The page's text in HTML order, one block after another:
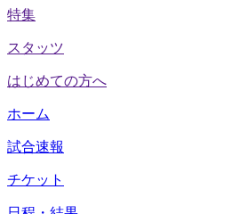
特集
スタッツ
はじめての方へ
ホーム
試合速報
チケット